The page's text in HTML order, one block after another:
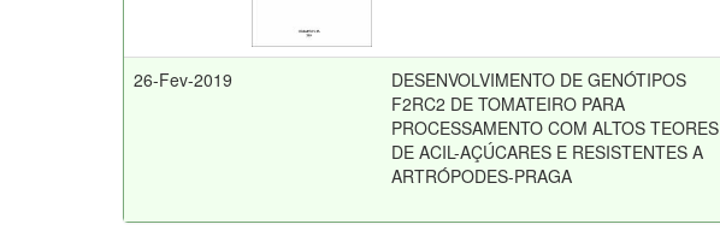
26-Fev-2019
DESENVOLVIMENTO DE GENÓTIPOS
F2RC2 DE TOMATEIRO PARA
PROCESSAMENTO COM ALTOS TEORES
DE ACIL-AÇÚCARES E RESISTENTES A
ARTRÓPODES-PRAGA